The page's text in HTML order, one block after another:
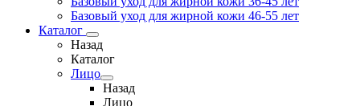
Базовый уход для жирной кожи 46-55 лет
Каталог
Назад
Каталог
Лицо
Назад
Лицо